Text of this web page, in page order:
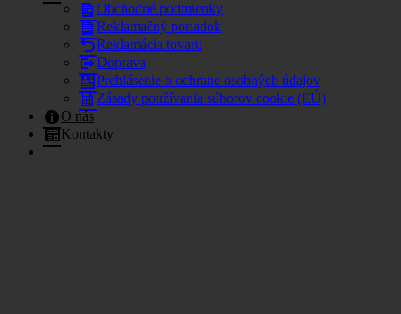
Obchodné podmienky
Reklamačný poriadok
Reklamácia tovaru
Doprava
Prehlásenie o ochrane osobných údajov
Zásady používania súborov cookie (EÚ)
O nás
Kontakty